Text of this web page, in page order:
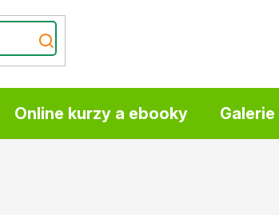
Online kurzy a ebooky Galerie